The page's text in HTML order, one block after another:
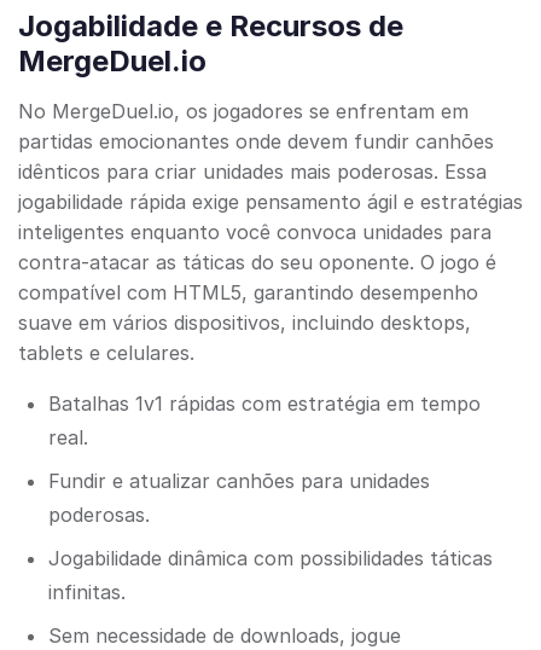
Jogabilidade e Recursos de
MergeDuel.io
No MergeDuel.io, os jogadores se enfrentam em
partidas emocionantes onde devem fundir canhões
idênticos para criar unidades mais poderosas. Essa
jogabilidade rápida exige pensamento ágil e estratégias
inteligentes enquanto você convoca unidades para
contra-atacar as táticas do seu oponente. O jogo é
compatível com HTML5, garantindo desempenho
suave em vários dispositivos, incluindo desktops,
tablets e celulares.
Batalhas 1v1 rápidas com estratégia em tempo
real.
Fundir e atualizar canhões para unidades
poderosas.
Jogabilidade dinâmica com possibilidades táticas
infinitas.
Sem necessidade de downloads, jogue